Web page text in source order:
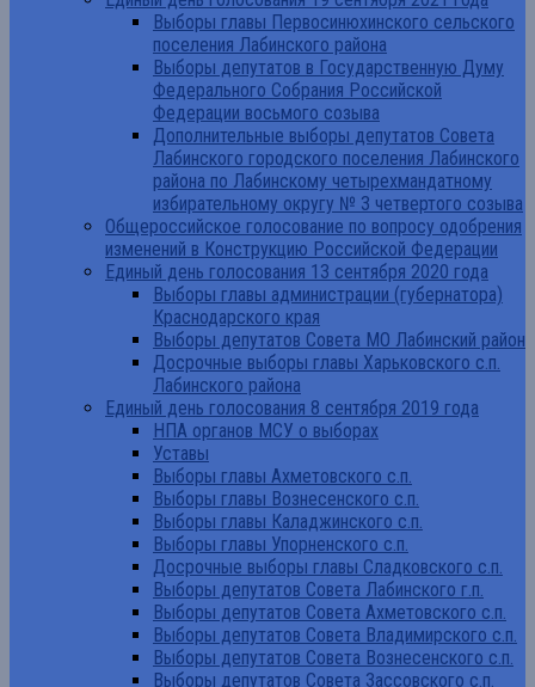
Выборы главы Первосинюхинского сельского
поселения Лабинского района
Выборы депутатов в Государственную Думу
Федерального Собрания Российской
Федерации восьмого созыва
Дополнительные выборы депутатов Совета
Лабинского городского поселения Лабинского
района по Лабинскому четырехмандатному
избирательному округу № 3 четвертого созыва
Общероссийское голосование по вопросу одобрения
изменений в Конструкцию Российской Федерации
Единый день голосования 13 сентября 2020 года
Выборы главы администрации (губернатора)
Краснодарского края
Выборы депутатов Совета МО Лабинский район
Досрочные выборы главы Харьковского с.п.
Лабинского района
Единый день голосования 8 сентября 2019 года
НПА органов МСУ о выборах
Уставы
Выборы главы Ахметовского с.п.
Выборы главы Вознесенского с.п.
Выборы главы Каладжинского с.п.
Выборы главы Упорненского с.п.
Досрочные выборы главы Сладковского с.п.
Выборы депутатов Совета Лабинского г.п.
Выборы депутатов Совета Ахметовского с.п.
Выборы депутатов Совета Владимирского с.п.
Выборы депутатов Совета Вознесенского с.п.
Выборы депутатов Совета Зассовского с.п.